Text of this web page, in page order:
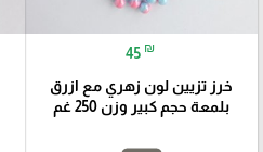
45 ₪
خرز تزيين لون زهري مع ازرق
بلمعة حجم كبير وزن 250 غم